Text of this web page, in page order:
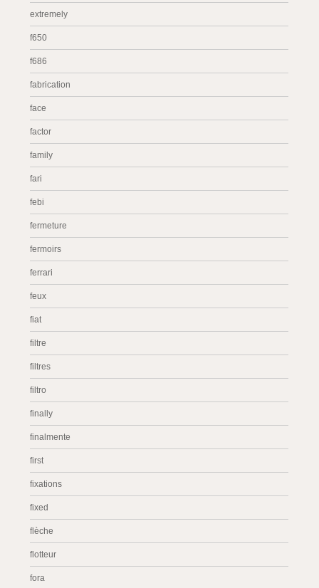
extremely
f650
f686
fabrication
face
factor
family
fari
febi
fermeture
fermoirs
ferrari
feux
fiat
filtre
filtres
filtro
finally
finalmente
first
fixations
fixed
flèche
flotteur
fora